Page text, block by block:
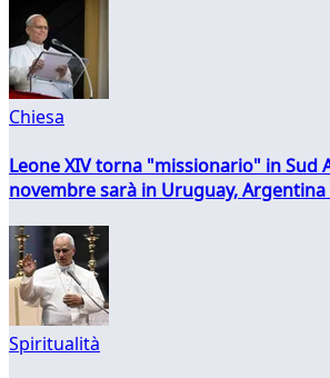
Chiesa
Leone XIV torna "missionario" in Sud
novembre sarà in Uruguay, Argentina
Spiritualità